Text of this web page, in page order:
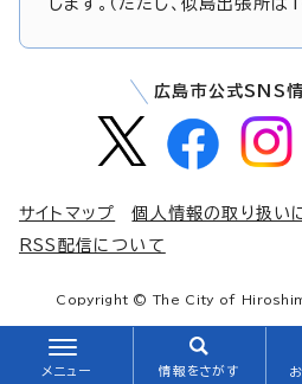
メニュー 情報をさがす
広島市公式SNS
サイトマップ 個人情報の取り扱い
RSS配信について
Copyright © The City of